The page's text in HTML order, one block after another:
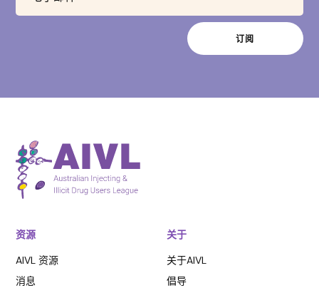
资源
AIVL 资源
消息
关于
关于AIVL
倡导